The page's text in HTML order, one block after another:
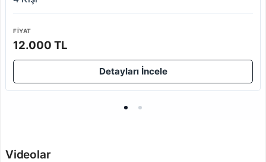
FIYAT
12.000 TL
Detayları İncele
Videolar